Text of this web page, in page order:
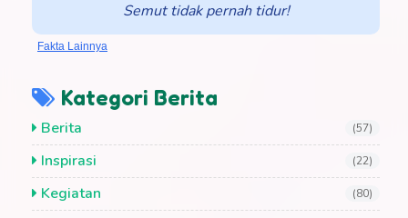
Semut tidak pernah tidur!
Fakta Lainnya
Kategori Berita
Berita (57)
Inspirasi (22)
Kegiatan (80)